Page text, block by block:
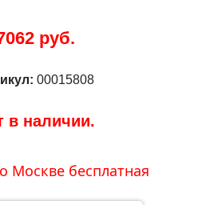
руб.
00015808
в наличии.
Москве бесплатная